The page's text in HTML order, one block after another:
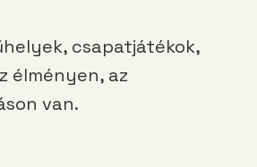
csapatjátékok,
élményen, az
van.